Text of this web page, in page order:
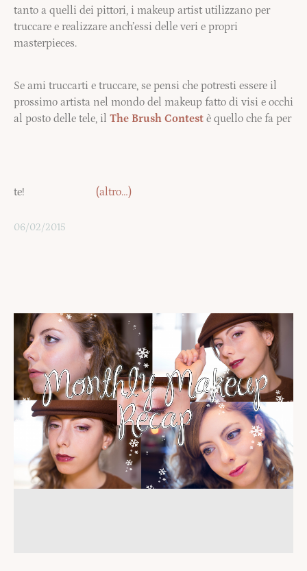
tanto a quelli dei pittori, i makeup artist utilizzano per
truccare e realizzare anch’essi delle veri e propri
masterpieces.
Se ami truccarti e truccare, se pensi che potresti essere il
prossimo artista nel mondo del makeup fatto di visi e occhi
al posto delle tele, il The Brush Contest è quello che fa per
te! (altro…)
06/02/2015